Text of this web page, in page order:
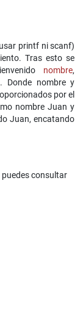
printf ni scanf)
Tras esto se
nombre,
Donde nombre y
por el
nombre Juan y
Juan, encatando
consultar